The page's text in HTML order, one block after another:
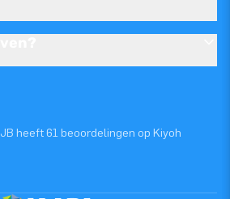
JB heeft 61 beoordelingen op Kiyoh